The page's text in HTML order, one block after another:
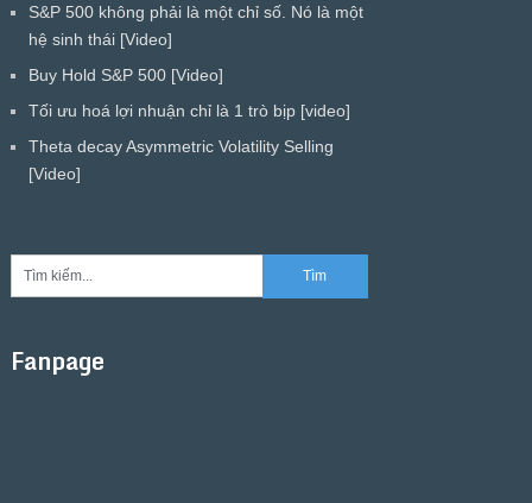
S&P 500 không phải là một chỉ số. Nó là một
hệ sinh thái [Video]
Buy Hold S&P 500 [Video]
Tối ưu hoá lợi nhuận chỉ là 1 trò bịp [video]
Theta decay Asymmetric Volatility Selling
[Video]
Fanpage